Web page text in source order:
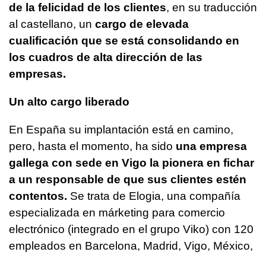
de la felicidad de los clientes, en su traducción
al castellano, un cargo de elevada
cualificación que se está consolidando en
los cuadros de alta dirección de las
empresas.
Un alto cargo liberado
En España su implantación está en camino,
pero, hasta el momento, ha sido una empresa
gallega con sede en Vigo la pionera en fichar
a un responsable de que sus clientes estén
contentos. Se trata de Elogia, una compañía
especializada en márketing para comercio
electrónico (integrado en el grupo Viko) con 120
empleados en Barcelona, Madrid, Vigo, México,